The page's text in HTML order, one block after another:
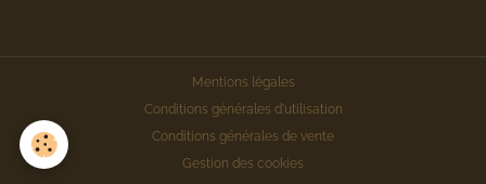
Mentions légales
Conditions générales d'utilisation
Conditions générales de vente
Gestion des cookies